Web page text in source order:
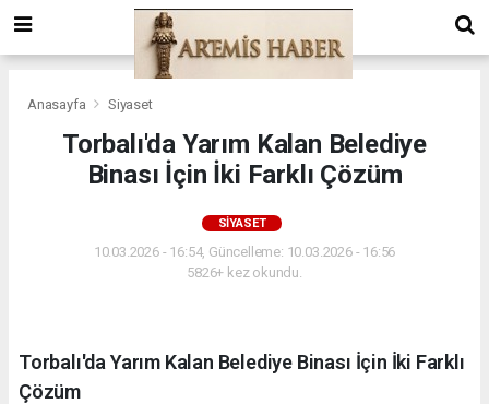
Anasayfa Siyaset
Torbalı'da Yarım Kalan Belediye
Binası İçin İki Farklı Çözüm
SIYASET
10.03.2026 - 16:54, Güncelleme: 10.03.2026 - 16:56
5826+ kez okundu.
Torbalı'da Yarım Kalan Belediye Binası İçin İki Farklı
Çözüm